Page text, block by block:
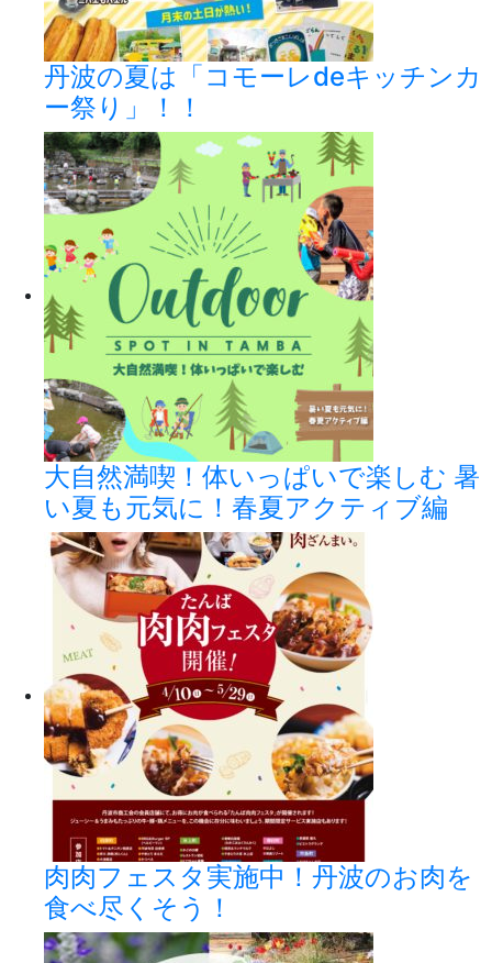
丹波の夏は「コモーレdeキッチンカ
ー祭り」！！
大自然満喫！体いっぱいで楽しむ 暑
い夏も元気に！春夏アクティブ編
肉肉フェスタ実施中！丹波のお肉を
食べ尽くそう！